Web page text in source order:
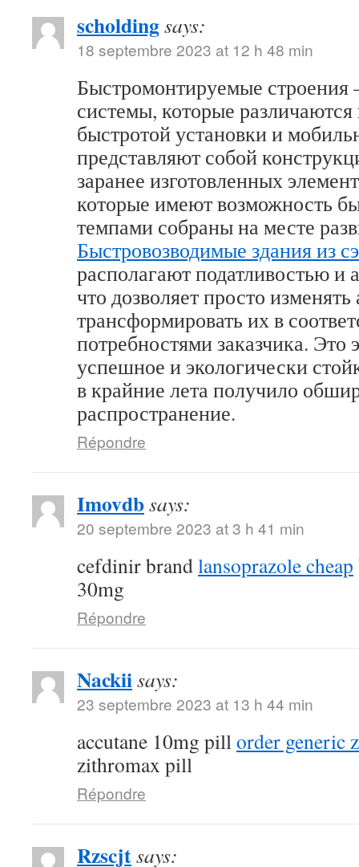
scholdingsays:
18 septembre 2023 at 12 h 48 min
Быстромонтируемые строения
системы, которые
быстротой установки и
представляют собой
заранее изготовленных
которые имеют возможность
темпами собраны на месте
Быстровозводимые здания из
располагают податливостью и
что дозволяет просто
трансформировать их в
потребностями заказчика. Это
успешное и экологически
в крайние лета получило
распространение.
Répondre
Imovdbsays:
20 septembre 2023 at 3 h 41 min
cefdinir brandlansoprazole cheap
30mg
Répondre
Nackiisays:
23 septembre 2023 at 13 h 44 min
accutane 10mg pill order generic
zithromax pill
Répondre
Rzscjtsays: